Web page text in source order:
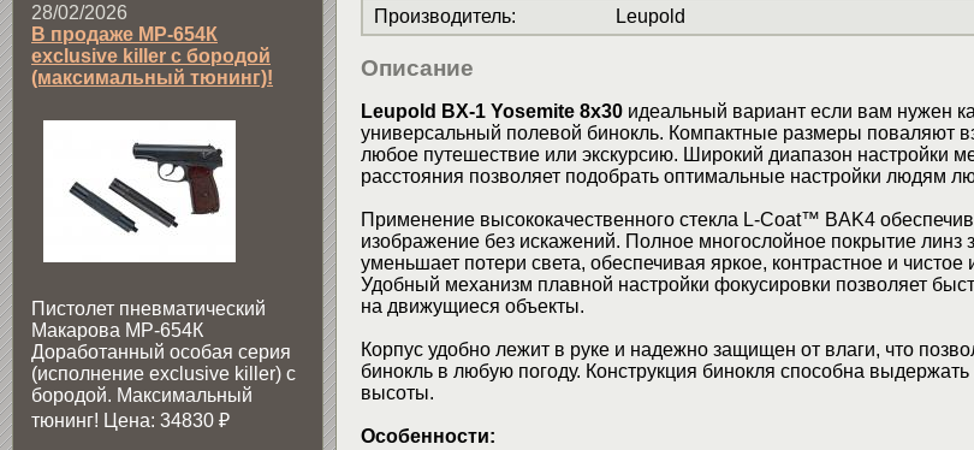
Производитель: Leupold
Описание
Leupold BX-1 Yosemite 8x30идеальный вариант если вам нужен
универсальный полевой бинокль. Компактные размеры поваляют
любое путешествие или экскурсию. Широкий диапазон настройки
расстояния позволяет подобрать оптимальные настройки людям
Применение высококачественного стекла L-Coat™ BAK4
изображение без искажений. Полное многослойное покрытие линз
уменьшает потери света, обеспечивая яркое, контрастное и чистое
Удобный механизм плавной настройки фокусировки позволяет
на движущиеся объекты.
Корпус удобно лежит в руке и надежно защищен от влаги, что
бинокль в любую погоду. Конструкция бинокля способна
высоты.
Особенности:
28/02/2026
В продаже МР-654К
exclusive killer с бородой
(максимальный тюнинг)!
Пистолет пневматический
Макарова МР-654К
Доработанный особая серия
(исполнение exclusive killer) с
бородой. Максимальный
тюнинг! Цена: 34830 ₽